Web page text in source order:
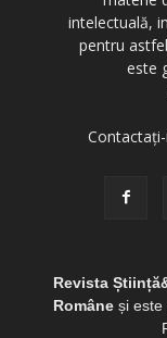
intelectuală,
pentru
este
Revista
Româneși este